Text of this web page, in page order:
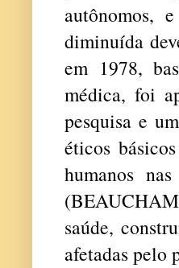
autônomos,
diminuída
em 1978,
médica,foi
pesquisa e
éticos
humanos
saúde,
afetadas pelo